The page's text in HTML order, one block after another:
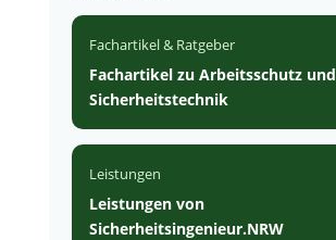
Fachartikel & Ratgeber
Fachartikel zu Arbeitsschutz und
Sicherheitstechnik
Leistungen
Leistungen von
Sicherheitsingenieur.NRW